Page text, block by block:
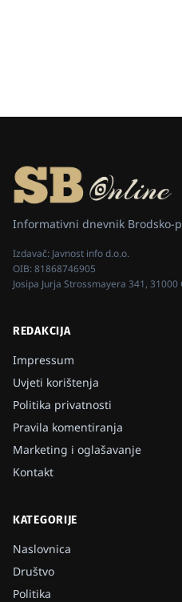
Informativni dnevnik Brodsko-
Izdavač: Javnost info d.o.o.
OIB:81868746905
Josipa Jurja Strossmayera 341, 31000
REDAKCIJA
Impressum
Uvjeti korištenja
Politika privatnosti
Pravila komentiranja
Marketing i oglašavanje
Kontakt
KATEGORIJE
Naslovnica
Društvo
Politika